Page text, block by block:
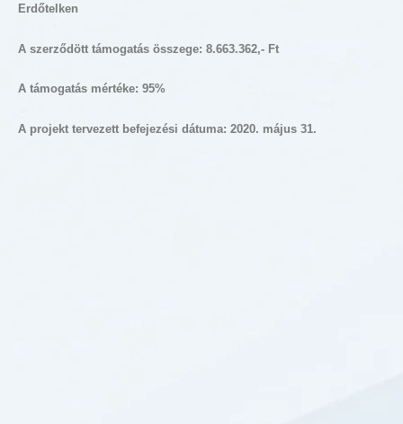
Erdőtelken
A szerződött támogatás összege: 8.663.362,- Ft
A támogatás mértéke: 95%
A projekt tervezett befejezési dátuma: 2020. május 31.